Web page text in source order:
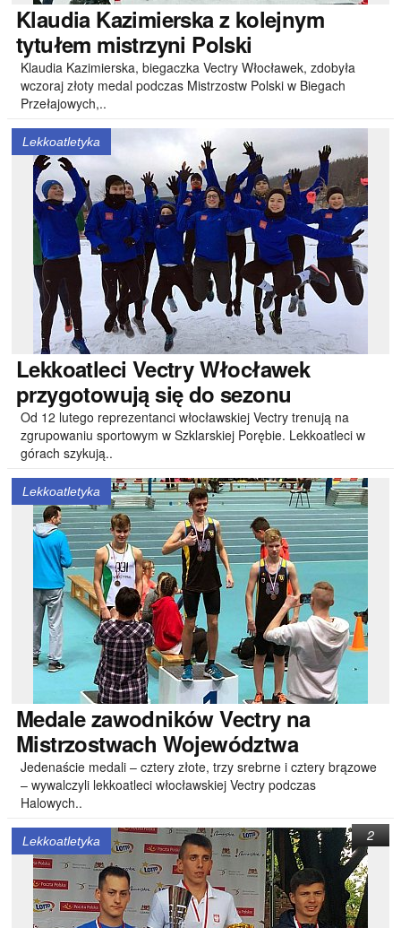
KlaudiaKazimierska z kolejnym
tytułem mistrzyni Polski
Klaudia Kazimierska, biegaczka Vectry Włocławek, zdobyła
wczoraj złoty medal podczas Mistrzostw Polski w Biegach
Przełajowych,..
Lekkoatletyka
Lekkoatleci Vectry Włocławek
przygotowują się do sezonu
Od 12 lutego reprezentanci włocławskiej Vectry trenują na
zgrupowaniu sportowym w Szklarskiej Porębie. Lekkoatleci w
górach szykują..
Lekkoatletyka
Medalezawodników Vectry na
Mistrzostwach Województwa
Jedenaście medali – cztery złote, trzy srebrne i cztery brązowe
– wywalczyli lekkoatleci włocławskiej Vectry podczas
Halowych..
Lekkoatletyka 2